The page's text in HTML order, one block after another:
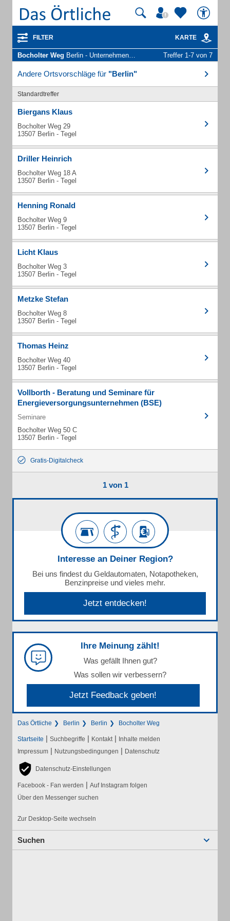
FILTER KARTE
Bocholter Weg Berlin - Unternehmen und Personen Treffer 1-7 von 7
Andere Ortsvorschläge für "Berlin"
Standardtreffer
Biergans Klaus
Bocholter Weg 29
13507 Berlin - Tegel
Driller Heinrich
Bocholter Weg 18 A
13507 Berlin - Tegel
Henning Ronald
Bocholter Weg 9
13507 Berlin - Tegel
Licht Klaus
Bocholter Weg 3
13507 Berlin - Tegel
Metzke Stefan
Bocholter Weg 8
13507 Berlin - Tegel
Thomas Heinz
Bocholter Weg 40
13507 Berlin - Tegel
Vollborth - Beratung und Seminare für
Energieversorgungsunternehmen (BSE)
Seminare
Bocholter Weg 50 C
13507 Berlin - Tegel
Gratis-Digitalcheck
1 von 1
Interesse an Deiner Region?
Bei uns findest du Geldautomaten, Notapotheken,
Benzinpreise und vieles mehr.
Jetzt entdecken!
Ihre Meinung zählt!
Was gefällt Ihnen gut?
Was sollen wir verbessern?
Jetzt Feedback geben!
Das Örtliche Berlin Berlin Bocholter Weg
Startseite | Suchbegriffe | Kontakt | Inhalte melden
Impressum | Nutzungsbedingungen | Datenschutz
Datenschutz-Einstellungen
Facebook - Fan werden | Auf Instagram folgen
Über den Messenger suchen
Zur Desktop-Seite wechseln
Suchen